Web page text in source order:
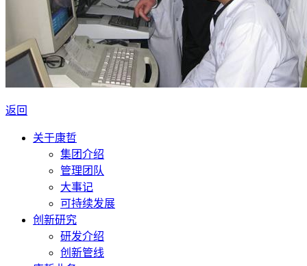
返回
关于康哲
集团介绍
管理团队
大事记
可持续发展
创新研究
研发介绍
创新管线